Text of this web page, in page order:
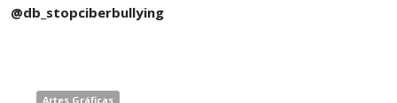
@db_stopciberbullying
Artes Gráficas